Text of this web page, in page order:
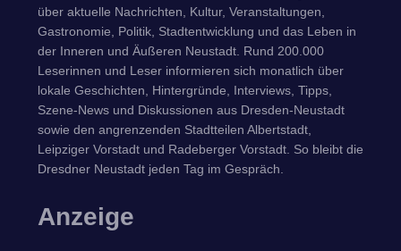
über aktuelle Nachrichten, Kultur, Veranstaltungen,
Gastronomie, Politik, Stadtentwicklung und das Leben in
der Inneren und Äußeren Neustadt. Rund 200.000
Leserinnen und Leser informieren sich monatlich über
lokale Geschichten, Hintergründe, Interviews, Tipps,
Szene-News und Diskussionen aus Dresden-Neustadt
sowie den angrenzenden Stadtteilen Albertstadt,
Leipziger Vorstadt und Radeberger Vorstadt. So bleibt die
Dresdner Neustadt jeden Tag im Gespräch.
Anzeige